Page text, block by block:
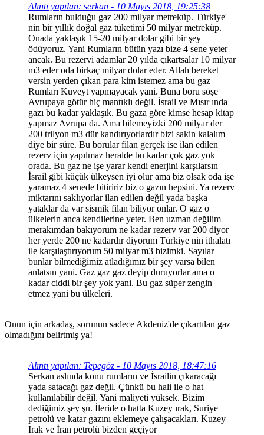
Alıntı yapılan: serkan - 10 Mayıs 2018, 19:25:38
Rumların bulduğu gaz 200 milyar metreküp. Türkiye'
nin bir yıllık doğal gaz tüketimi 50 milyar metreküp.
Onada yaklaşık 15-20 milyar dolar gibi bir şey
ödüyoruz. Yani Rumların bütün yazı bize 4 sene yeter
ancak. Bu rezervi adamlar 20 yılda çıkartsalar 10 milyar
m3 eder oda birkaç milyar dolar eder. Allah bereket
versin yerden çıkan para kim istemez ama bu gaz
Rumları Kuveyt yapmayacak yani. Buna boru söşe
Avrupaya götür hiç mantıklı değil. İsrail ve Mısır ında
gazı bu kadar yaklaşık. Bu gaza göre kimse hesap kitap
yapmaz Avrupa da. Ama bilemeyizki 200 milyar der
200 trilyon m3 dür kandırıyorlardır bizi sakin kalalım
diye bir süre. Bu borular filan gerçek ise ilan edilen
rezerv için yapılmaz heralde bu kadar çok gaz yok
orada. Bu gaz ne işe yarar kendi enerjini karşılarsın
İsrail gibi küçük ülkeysen iyi olur ama biz olsak oda işe
yaramaz 4 senede bitiririz biz o gazın hepsini. Ya rezerv
miktarını saklıyorlar ilan edilen değil yada başka
yataklar da var sismik filan biliyor onlar. O gaz o
ülkelerin anca kendilerine yeter. Ben uzman değilim
merakımdan bakıyorum ne kadar rezerv var 200 diyor
her yerde 200 ne kadardır diyorum Türkiye nin ithalatı
ile karşılaştırıyorum 50 milyar m3 bizimki. Sayılar
bunlar bilmediğimiz atladığımız bir şey varsa bilen
anlatsın yani. Gaz gaz gaz deyip duruyorlar ama o
kadar ciddi bir şey yok yani. Bu gaz süper zengin
etmez yani bu ülkeleri.
Onun için arkadaş, sorunun sadece Akdeniz'de çıkartılan gaz
olmadığını belirtmiş ya!
Alıntı yapılan: Tepegöz - 10 Mayıs 2018, 18:47:16
Serkan aslında konu rumların ve İsrailin çıkaracağı
yada satacağı gaz değil. Çünkü bu hali ile o hat
kullanılabilir değil. Yani maliyeti yüksek. Bizim
dediğimiz şey şu. İleride o hatta Kuzey ırak, Suriye
petrolü ve katar gazını eklemeye çalışacakları. Kuzey
Irak ve İran petrolü bizden geçiyor